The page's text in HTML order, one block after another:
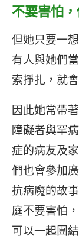
不要害怕
但她只要一
有人與她們
索掙扎，就
因此她常帶
障礙者與罕
症的病友及
們也會參加
抗病魔的故
庭不要害怕
可以一起團